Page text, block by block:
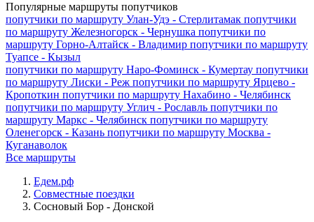
Популярные маршруты попутчиков
попутчики по маршруту Улан-Удэ - Стерлитамак попутчики
по маршруту Железногорск - Чернушка попутчики по
маршруту Горно-Алтайск - Владимир попутчики по маршруту
Туапсе - Кызыл
попутчики по маршруту Наро-Фоминск - Кумертау попутчики
по маршруту Лиски - Реж попутчики по маршруту Ярцево -
Кропоткин попутчики по маршруту Нахабино - Челябинск
попутчики по маршруту Углич - Рославль попутчики по
маршруту Маркс - Челябинск попутчики по маршруту
Оленегорск - Казань попутчики по маршруту Москва -
Куганаволок
Все маршруты
Едем.рф
Совместные поездки
Сосновый Бор - Донской